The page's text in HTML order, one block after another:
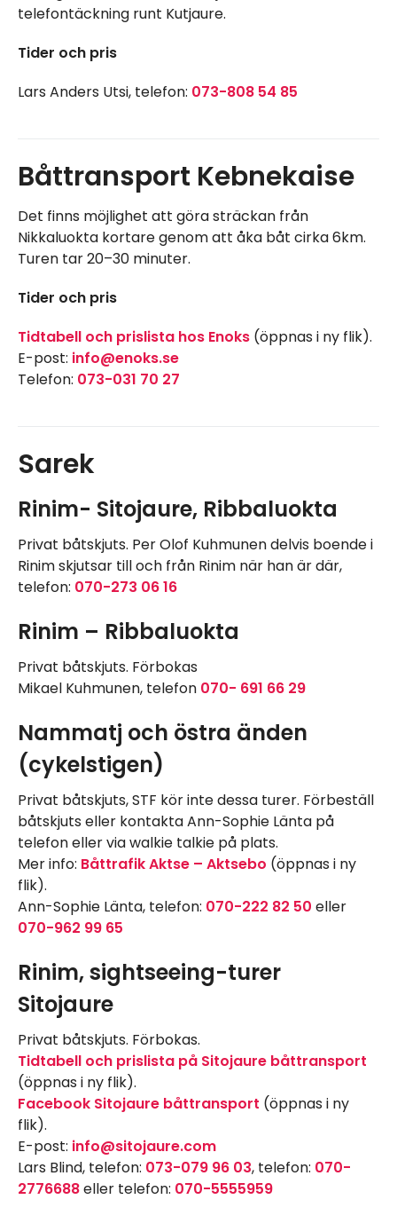
telefontäckning runt Kutjaure.
Tider och pris
Lars Anders Utsi, telefon: 073-808 54 85
Båttransport Kebnekaise
Det finns möjlighet att göra sträckan från
Nikkaluokta kortare genom att åka båt cirka 6km.
Turen tar 20–30 minuter.
Tider och pris
Tidtabell och prislista hos Enoks (öppnas i ny flik).
E-post: info@enoks.se
Telefon: 073-031 70 27
Sarek
Rinim- Sitojaure, Ribbaluokta
Privat båtskjuts. Per Olof Kuhmunen delvis boende i
Rinim skjutsar till och från Rinim när han är där,
telefon: 070-273 06 16
Rinim – Ribbaluokta
Privat båtskjuts. Förbokas
Mikael Kuhmunen, telefon 070- 691 66 29
Nammatj och östra änden
(cykelstigen)
Privat båtskjuts, STF kör inte dessa turer. Förbeställ
båtskjuts eller kontakta Ann-Sophie Länta på
telefon eller via walkie talkie på plats.
Mer info: Båttrafik Aktse – Aktsebo (öppnas i ny
flik).
Ann-Sophie Länta, telefon: 070-222 82 50 eller
070-962 99 65
Rinim, sightseeing-turer
Sitojaure
Privat båtskjuts. Förbokas.
Tidtabell och prislista på Sitojaure båttransport
(öppnas i ny flik).
Facebook Sitojaure båttransport (öppnas i ny
flik).
E-post: info@sitojaure.com
Lars Blind, telefon: 073-079 96 03, telefon: 070-
2776688eller telefon: 070-5555959